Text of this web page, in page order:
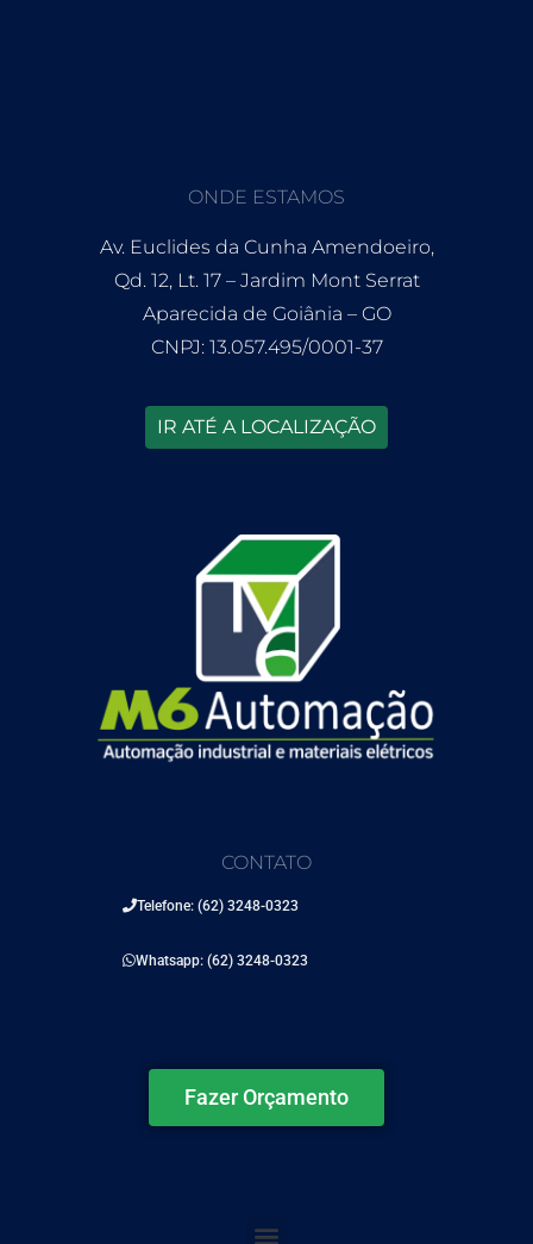
ONDE ESTAMOS
Av. Euclides da Cunha Amendoeiro,
Qd. 12, Lt. 17 – Jardim Mont Serrat
Aparecida de Goiânia – GO
CNPJ: 13.057.495/0001-37
IR ATÉ A LOCALIZAÇÃO
CONTATO
Telefone: (62) 3248-0323
Whatsapp: (62) 3248-0323
Fazer Orçamento